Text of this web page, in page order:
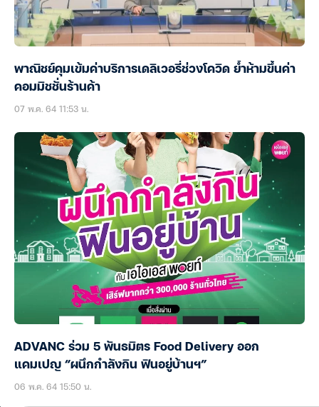
พาณิชย์คุมเข้มค่าบริการเดลิเวอรี่ช่วงโควิด ย้ำห้ามขึ้นค่า
คอมมิชชั่นร้านค้า
07 พ.ค. 64 11:53 น.
ADVANC ร่วม 5 พันธมิตร Food Delivery ออก
แคมเปญ “ผนึกกำลังกิน ฟินอยู่บ้านฯ”
06 พ.ค. 64 15:50 น.